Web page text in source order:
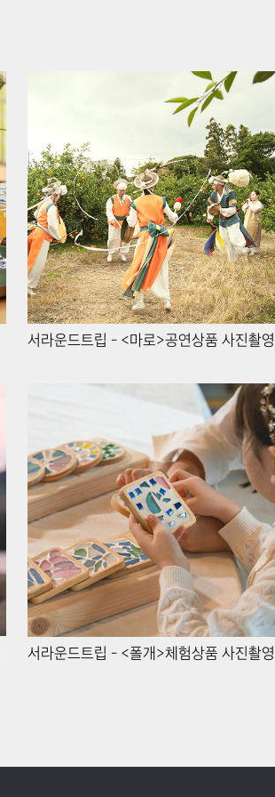
서라운드트립 - <마로>공연상품 사진촬영
서라운드트립 - <폴개>체험상품 사진촬영